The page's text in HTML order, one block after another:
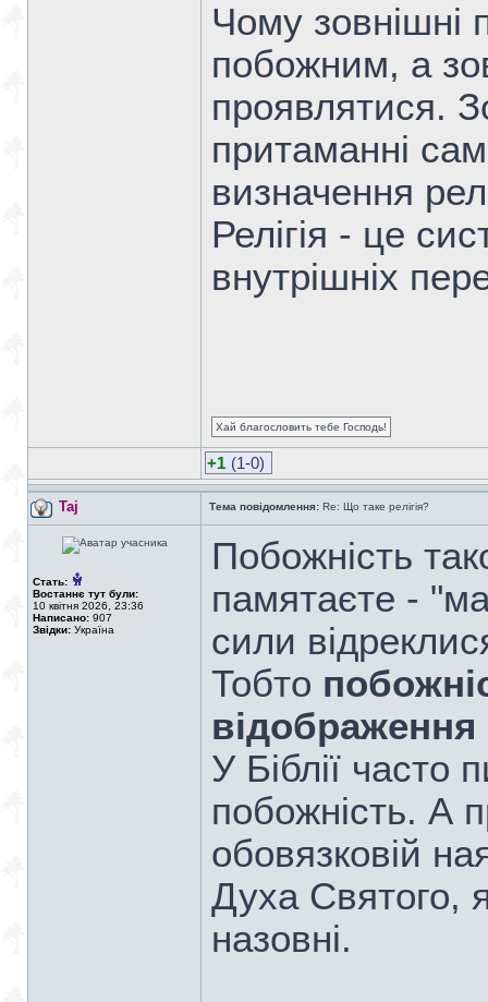
Чому зовнішні
побожним, а
проявлятися.
притаманні
визначення
Релігія - це
внутрішніх
Хай благословить тебе Господь!
+1 (1-0)
Taj Тема повідомлення: Re: Що таке релігія?
Стать:
Востаннє тут були:
10 квітня 2026, 23:36
Написано: 907
Звідки: Україна
Побожність
памятаєте -
сили
Тобто
У Біблії часто
побожність. А
обовязковій
Духа Святого,
назовні.